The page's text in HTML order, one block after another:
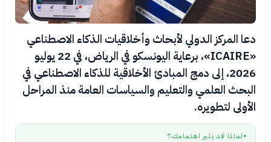
دعا المركز الدولي لأبحاث وأخلاقيات الذكاء الاصطناعي
«ICAIRE»، برعاية اليونسكو في الرياض، في 22 يوليو
2026، إلى دمج المبادئ الأخلاقية للذكاء الاصطناعي في
البحث العلمي والتعليم والسياسات العامة منذ المراحل
الأولى لتطويره.
● لماذا قد يثير اهتمامك؟